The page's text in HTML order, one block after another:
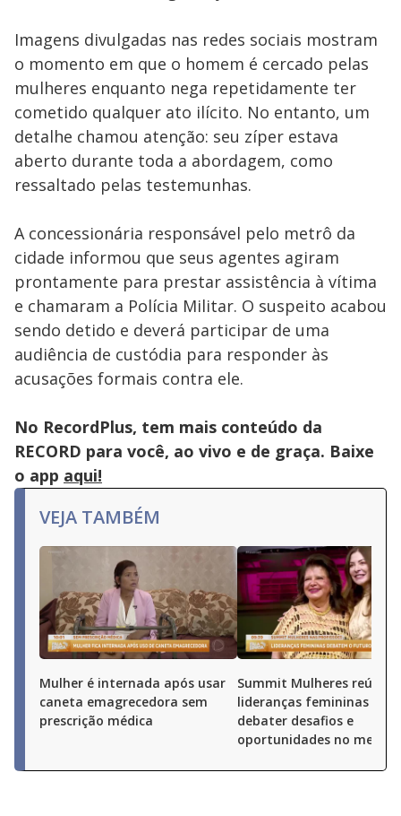
Imagens divulgadas nas redes sociais mostram
o momento em que o homem é cercado pelas
mulheres enquanto nega repetidamente ter
cometido qualquer ato ilícito. No entanto, um
detalhe chamou atenção: seu zíper estava
aberto durante toda a abordagem, como
ressaltado pelas testemunhas.
A concessionária responsável pelo metrô da
cidade informou que seus agentes agiram
prontamente para prestar assistência à vítima
e chamaram a Polícia Militar. O suspeito acabou
sendo detido e deverá participar de uma
audiência de custódia para responder às
acusações formais contra ele.
No RecordPlus, tem mais conteúdo da
RECORD para você, ao vivo e de graça. Baixe
o app aqui!
VEJA TAMBÉM
Mulher é internada após usar
caneta emagrecedora sem
prescrição médica
Summit Mulheres reúne
lideranças femininas para
debater desafios e
oportunidades no